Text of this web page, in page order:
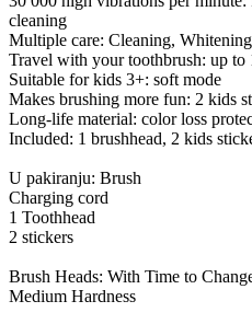
cleaning
Multiple care: Cleaning,
Travel with your toothbrush: up to
Suitable for kids 3+: soft mode
Makes brushing more fun: 2 kids
Long-life material: color loss
Included: 1 brushhead, 2 kids
U pakiranju: Brush
Charging cord
1 Toothhead
2 stickers
Brush Heads: With Time to
Medium Hardness